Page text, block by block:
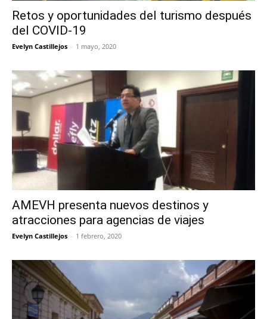
Retos y oportunidades del turismo después
del COVID-19
Evelyn Castillejos - 1 mayo, 2020
AMEVH presenta nuevos destinos y
atracciones para agencias de viajes
Evelyn Castillejos - 1 febrero, 2020